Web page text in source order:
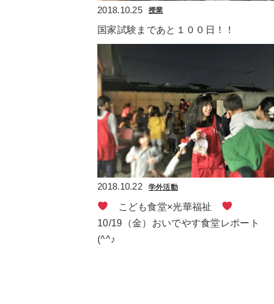
2018.10.25 授業
国家試験まであと１００日！！
2018.10.22 学外活動
こども食堂×光華福祉
10/19（金）おいでやす食堂レポート
(^^♪